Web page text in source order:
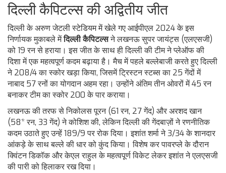
दिल्ली कैपिटल्स की अद्वितीय जीत
दिल्ली के अरुण जेटली स्टेडियम में खेले गए आईपीएल 2024 के इस
निर्णायक मुकाबले मेंदिल्ली कैपिटल्सने लखनऊ सुपर जायंट्स (एलएसजी)
को 19 रन से हराया। इस जीत के साथ ही दिल्ली की टीम ने प्लेऑफ की
दिशा में एक महत्वपूर्ण कदम बढ़ाया है। मैच में पहले बल्लेबाजी करते हुए दिल्ली
ने 208/4 का स्कोर खड़ा किया, जिसमें ट्रिस्टन स्टब्स का 25 गेंदों में
नाबाद 57 रनों का योगदान अहम रहा। उन्होंने अंतिम तीन ओवरों में 45 रन
बनाकर टीम का स्कोर 200 के पार कराया।
लखनऊ की तरफ से निकोलस पूरन (61 रन, 27 गेंद) और अरशद खान
(58* रन, 33 गेंद) ने कोशिश की, लेकिन दिल्ली की गेंदबाज़ों ने रणनीतिक
कदम उठाते हुए उन्हें 189/9 पर रोक दिया। इशांत शर्मा ने 3/34 के शानदार
आंकड़े के साथ बल्ले की धार को कुंद किया। विशेष कर पावरप्ले के दौरान
क्विंटन डिकॉक और केएल राहुल के महत्वपूर्ण विकेट लेकर इशांत ने एलएसजी
की पारी को हिलाकर रख दिया।